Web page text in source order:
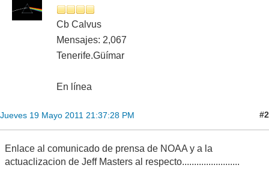
Cb Calvus
Mensajes: 2,067
Tenerife.Güímar
En línea
Jueves 19 Mayo 2011 21:37:28 PM #2
Enlace al comunicado de prensa de NOAA y a la
actuaclizacion de Jeff Masters al respecto........................